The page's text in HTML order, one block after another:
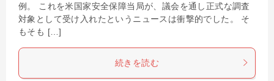
例。 これを米国家安全保障当局が、議会を通し正式な調査
対象として受け入れたというニュースは衝撃的でした。 そ
もそも […]
続きを読む